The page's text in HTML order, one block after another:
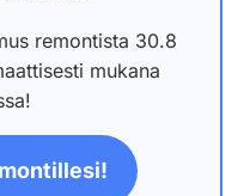
remontista 30.8
mukana